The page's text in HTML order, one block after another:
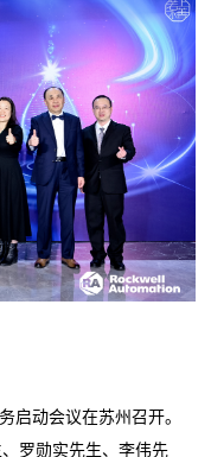
动会议在苏州召开。
罗勋实先生、李伟先